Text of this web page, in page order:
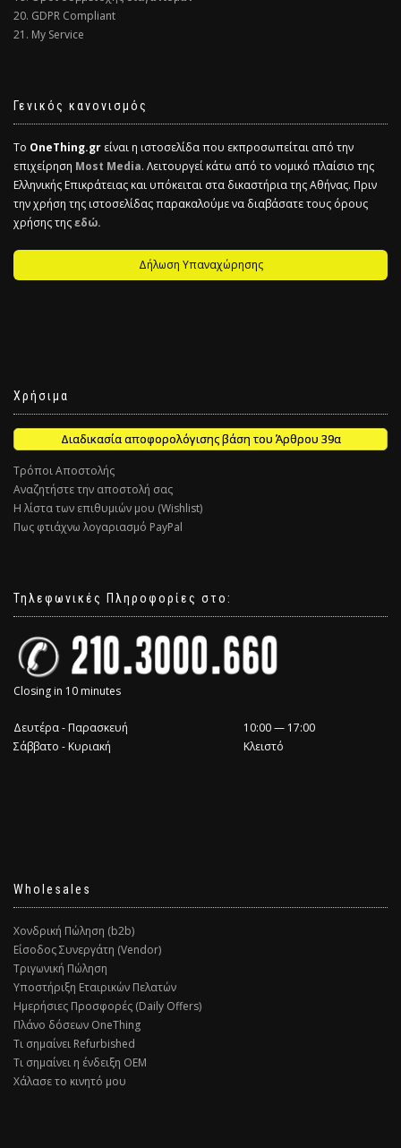
20. GDPR Compliant
21. My Service
Γενικός κανονισμός
Το OneThing.gr είναι η ιστοσελίδα που εκπροσωπείται από την
επιχείρηση Most Media. Λειτουργεί κάτω από το νομικό πλαίσιο της
Ελληνικής Επικράτειας και υπόκειται στα δικαστήρια της Αθήνας. Πριν
την χρήση της ιστοσελίδας παρακαλούμε να διαβάσατε τους όρους
χρήσης τηςεδώ.
Δήλωση Υπαναχώρησης
Χρήσιμα
Διαδικασία αποφορολόγισης βάση του Άρθρου 39α
Τρόποι Αποστολής
Αναζητήστε την αποστολή σας
Η λίστα των επιθυμιών μου (Wishlist)
Πως φτιάχνω λογαριασμό PayPal
Τηλεφωνικές Πληροφορίες στο:
Closing in 10 minutes
Δευτέρα - Παρασκευή
10:00 — 17:00
Σάββατο - Κυριακή
Κλειστό
Wholesales
Χονδρική Πώληση (b2b)
Είσοδος Συνεργάτη (Vendor)
Τριγωνική Πώληση
Υποστήριξη Εταιρικών Πελατών
Ημερήσιες Προσφορές (Daily Offers)
Πλάνο δόσεων OneThing
Τι σημαίνει Refurbished
Τι σημαίνει η ένδειξη ΟΕΜ
Χάλασε το κινητό μου